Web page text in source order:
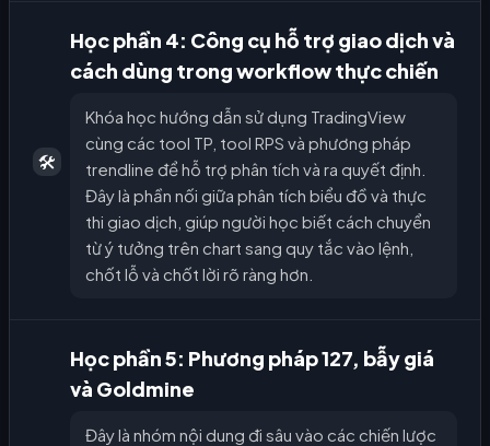
🛠️
Học phần 4: Công cụ hỗ trợ giao dịch và
cách dùng trong workflow thực chiến
Khóa học hướng dẫn sử dụng TradingView
cùng các tool TP, tool RPS và phương pháp
trendline để hỗ trợ phân tích và ra quyết định.
Đây là phần nối giữa phân tích biểu đồ và thực
thi giao dịch, giúp người học biết cách chuyển
từ ý tưởng trên chart sang quy tắc vào lệnh,
chốt lỗ và chốt lời rõ ràng hơn.
Học phần 5: Phương pháp 127, bẫy giá
và Goldmine
Đây là nhóm nội dung đi sâu vào các chiến lược